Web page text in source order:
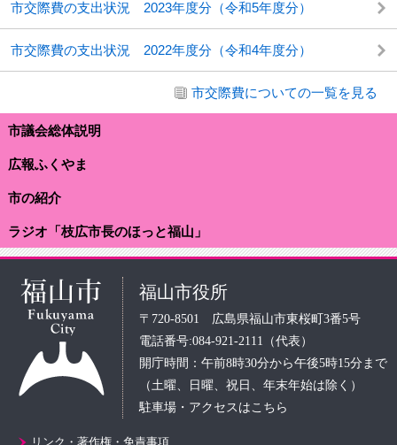
市交際費の支出状況 2023年度分（令和5年度分）
市交際費の支出状況 2022年度分（令和4年度分）
市交際費についての一覧を見る
市議会総体説明
広報ふくやま
市の紹介
ラジオ「枝広市長のほっと福山」
福山市役所
〒720-8501 広島県福山市東桜町3番5号
電話番号:084-921-2111（代表）
開庁時間：午前8時30分から午後5時15分まで
（土曜、日曜、祝日、年末年始は除く）
駐車場・アクセスはこちら
リンク・著作権・免責事項